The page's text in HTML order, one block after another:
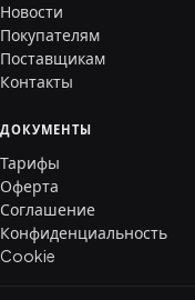
Новости
Покупателям
Поставщикам
Контакты
ДОКУМЕНТЫ
Тарифы
Оферта
Соглашение
Конфиденциальность
Cookie